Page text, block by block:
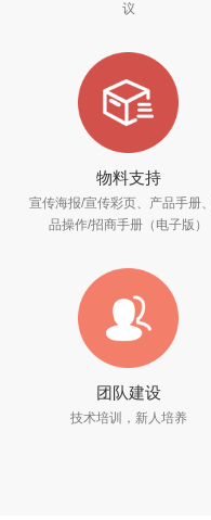
议
物料支持
宣传海报/宣传彩页、产品手册
品操作/招商手册（电子版）
团队建设
技术培训，新人培养